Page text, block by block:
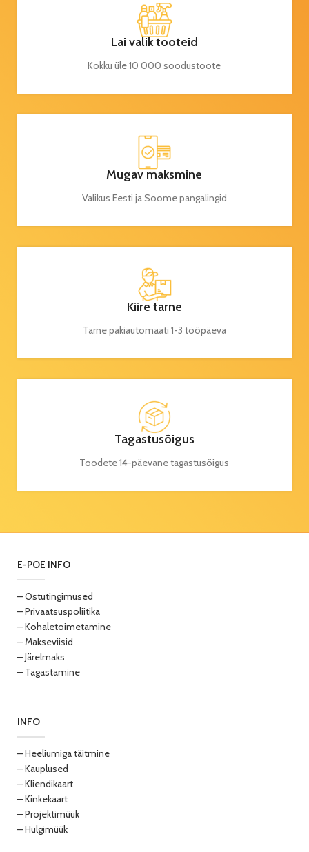
Lai valik tooteid
Kokku üle 10 000 soodustoote
Mugav maksmine
Valikus Eesti ja Soome pangalingid
Kiire tarne
Tarne pakiautomaati 1-3 tööpäeva
Tagastusõigus
Toodete 14-päevane tagastusõigus
E-POE INFO
– Ostutingimused
– Privaatsuspoliitika
– Kohaletoimetamine
– Makseviisid
– Järelmaks
– Tagastamine
INFO
– Heeliumiga täitmine
– Kauplused
– Kliendikaart
– Kinkekaart
– Projektimüük
– Hulgimüük